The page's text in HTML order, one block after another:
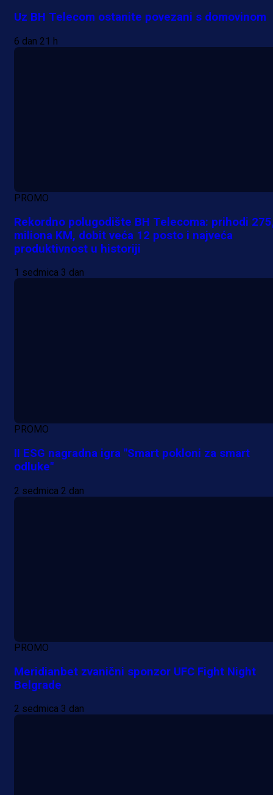
Uz BH Telecom ostanite povezani s domovinom
6 dan 21 h
PROMO
Rekordno polugodište BH Telecoma: prihodi
miliona KM, dobit veća 12 posto i najveća
produktivnost u historiji
1 sedmica 3 dan
PROMO
II ESG nagradna igra "Smart pokloni za smart
odluke"
2 sedmica 2 dan
PROMO
Meridianbet zvanični sponzor UFC Fight Night
Belgrade
2 sedmica 3 dan